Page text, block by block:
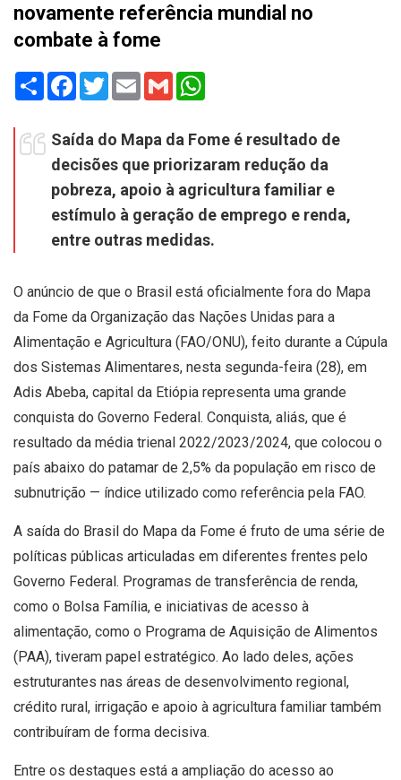
novamente referência mundial no
combate à fome
Share Facebook
TwitterEmail Gmail
Saída do Mapa da Fome é resultado de
decisões que priorizaram redução da
pobreza, apoio à agricultura familiar e
estímulo à geração de emprego e renda,
entre outras medidas.
O anúncio de que o Brasil está oficialmente fora do Mapa
da Fome da Organização das Nações Unidas para a
Alimentação e Agricultura (FAO/ONU), feito durante a Cúpula
dos Sistemas Alimentares, nesta segunda-feira (28), em
Adis Abeba, capital da Etiópia representa uma grande
conquista do Governo Federal. Conquista, aliás, que é
resultado da média trienal 2022/2023/2024, que colocou o
país abaixo do patamar de 2,5% da população em risco de
subnutrição — índice utilizado como referência pela FAO.
A saída do Brasil do Mapa da Fome é fruto de uma série de
políticas públicas articuladas em diferentes frentes pelo
Governo Federal. Programas de transferência de renda,
como o Bolsa Família, e iniciativas de acesso à
alimentação, como o Programa de Aquisição de Alimentos
(PAA), tiveram papel estratégico. Ao lado deles, ações
estruturantes nas áreas de desenvolvimento regional,
crédito rural, irrigação e apoio à agricultura familiar também
contribuíram de forma decisiva.
Entre os destaques está a ampliação do acesso ao